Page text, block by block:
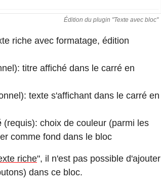
Édition du plugin "Texte avec bloc"
riche avec formatage, édition
titre affiché dans le carré en
texte s'affichant dans le carré en
(requis): choix de couleur (parmi les
comme fond dans le bloc
riche", il n'est pas possible d'ajouter
dans ce bloc.